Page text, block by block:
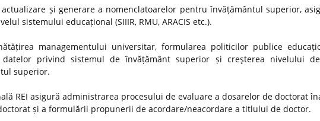
și generare a nomenclatoarelor pentru învățământul superior,
sistemului educațional (SIIIR, RMU, ARACIS etc.).
managementului universitar, formularea politicilor publice
privind sistemul de învățământ superior și creşterea nivelului
superior.
REI asigură administrarea procesului de evaluare a dosarelor de doctorat
și a formulării propunerii de acordare/neacordare a titlului de doctor.